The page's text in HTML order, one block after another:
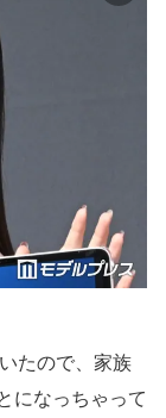
たので、家族
になっちゃって